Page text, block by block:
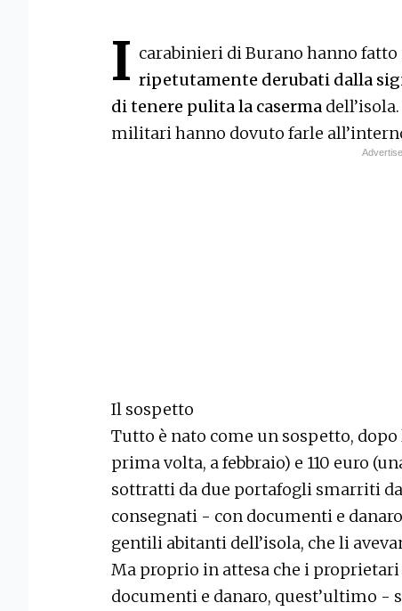
I carabinieri di Burano hanno
ripetutamente derubati dalla
di tenere pulita la caserma
militari hanno dovuto farle
Il sospetto
Tutto è nato come un sospetto,
prima volta, a febbraio) e 110 euro
sottratti da due portafogli smarriti
consegnati - con documenti e
gentili abitanti dell’isola, che li
Ma proprio in attesa che i
documenti e danaro, quest’ultimo -